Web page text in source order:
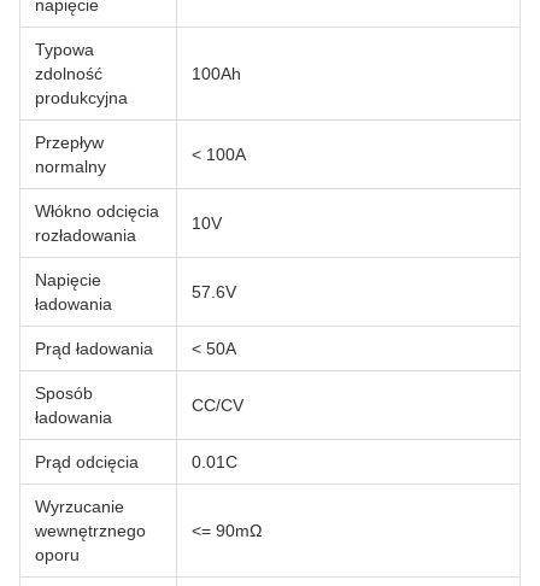
napięcie
Typowa
zdolność
produkcyjna
100Ah
Przepływ
normalny
< 100A
Włókno odcięcia
rozładowania
10V
Napięcie
ładowania
57.6V
Prąd ładowania < 50A
Sposób
ładowania
CC/CV
Prąd odcięcia 0.01C
Wyrzucanie
wewnętrznego
oporu
<= 90mΩ